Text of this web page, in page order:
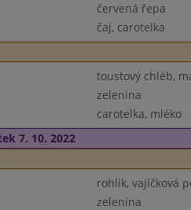
červená řepa
čaj, carotelka
toustový chléb,
zelenina
carotelka, mléko
7. 10. 2022
rohlík, vajíčková
zelenina